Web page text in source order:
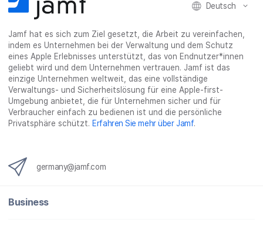
Deutsch
Jamf hat es sich zum Ziel gesetzt, die Arbeit zu vereinfachen,
indem es Unternehmen bei der Verwaltung und dem Schutz
eines Apple Erlebnisses unterstützt, das von Endnutzer*innen
geliebt wird und dem Unternehmen vertrauen. Jamf ist das
einzige Unternehmen weltweit, das eine vollständige
Verwaltungs- und Sicherheitslösung für eine Apple-first-
Umgebung anbietet, die für Unternehmen sicher und für
Verbraucher einfach zu bedienen ist und die persönliche
Privatsphäre schützt. Erfahren Sie mehr über Jamf.
germany@jamf.com
Business